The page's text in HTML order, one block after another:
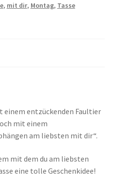
, mit dir, Montag, Tasse
einem entzückenden Faultier
mit einem
am liebsten mit dir“.
mit dem du am liebsten
eine tolle Geschenkidee!